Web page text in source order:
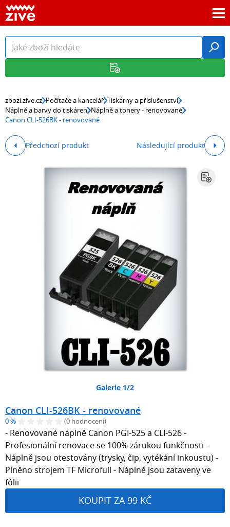
zbozi.zive.cz Počítače a kancelář Tiskárny a příslušenství
Náplně a barvy do tiskáren Náplně a tonery - renovované
Canon CLI-526BK - renovované
Předchozí produkt Následující produkt
Galerie 1/2
Canon CLI-526BK - renovované
0 % (0 hodnocení)
- Renovované náplně Canon PGI-525 a CLI-526 -
Profesionální renovace se 100% zárukou funkčnosti -
Náplně jsou otestovány (trysky, čip, vytékání inkoustu) -
Plněno strojem TF Microfull - Náplně jsou zataveny ve
fólii
KOUPIT ZA 99 KČ